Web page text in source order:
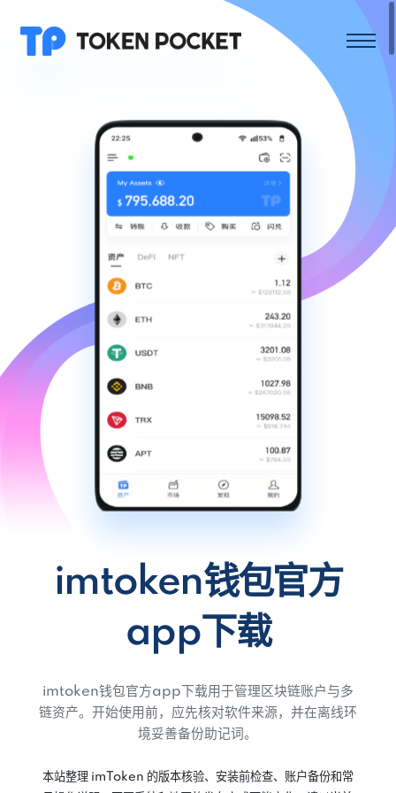
imtoken钱包官方
app下载
imtoken钱包官方app下载用于管理区块链账户与多
链资产。开始使用前，应先核对软件来源，并在离线环
境妥善备份助记词。
本站整理 imToken 的版本核验、安装前检查、账户备份和常